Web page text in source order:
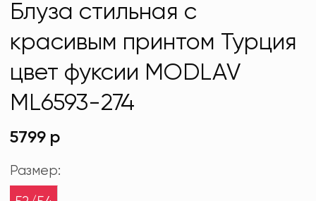
Блуза стильная с
красивым принтом Турция
цвет фуксии MODLAV
ML6593-274
5799 р
Размер: